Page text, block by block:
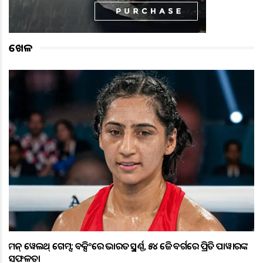
ଖେଳ
କମନ୍ ୱେଲଥ୍ ଗେମ୍ସ: ବକ୍ସିଂରେ ଭାରତକୁ ସ୍ବର୍ଣ୍ଣ, ୫୪ କେଜି ବର୍ଗରେ ପ୍ରିତି ପାୱାରଙ୍କ
ସଫଳତା